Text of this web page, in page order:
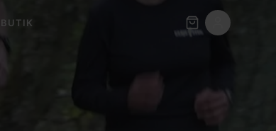
BUTIK